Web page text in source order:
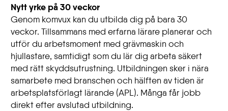
Nytt yrke på 30 veckor
Genom komvux kan du utbilda dig på bara 30
veckor. Tillsammans med erfarna lärare planerar och
utför du arbetsmoment med grävmaskin och
hjullastare, samtidigt som du lär dig arbeta säkert
med rätt skyddsutrustning. Utbildningen sker i nära
samarbete med branschen och hälften av tiden är
arbetsplatsförlagt lärande (APL). Många får jobb
direkt efter avslutad utbildning.